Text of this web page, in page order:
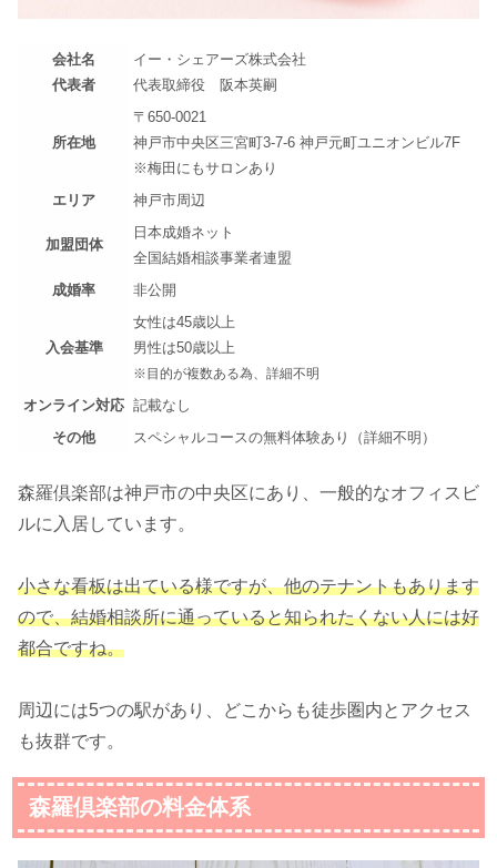
会社名
代表者
イー・シェアーズ株式会社
代表取締役 阪本英嗣
所在地
〒650-0021
神戸市中央区三宮町3-7-6 神戸元町ユニオンビル7F
※梅田にもサロンあり
エリア
神戸市周辺
加盟団体
日本成婚ネット
全国結婚相談事業者連盟
成婚率
非公開
入会基準
女性は45歳以上
男性は50歳以上
※目的が複数ある為、詳細不明
オンライン対応 記載なし
その他
スペシャルコースの無料体験あり（詳細不明）
森羅倶楽部は神戸市の中央区にあり、一般的なオフィスビ
ルに入居しています。
小さな看板は出ている様ですが、他のテナントもあります
ので、結婚相談所に通っていると知られたくない人には好
都合ですね。
周辺には5つの駅があり、どこからも徒歩圏内とアクセス
も抜群です。
森羅倶楽部の料金体系